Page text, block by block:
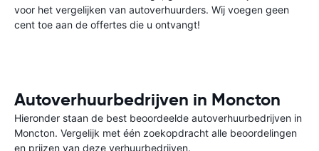
voor het vergelijken van autoverhuurders. Wij voegen geen
cent toe aan de offertes die u ontvangt!
Autoverhuurbedrijven in Moncton
Hieronder staan de best beoordeelde autoverhuurbedrijven in
Moncton. Vergelijk met één zoekopdracht alle beoordelingen
en prijzen van deze verhuurbedrijven.